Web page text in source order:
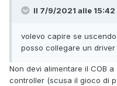
Il 7/9/2021 alle
volevo capire se
posso collegare un
Non devi alimentare il COB
controller (scusa il gioco di